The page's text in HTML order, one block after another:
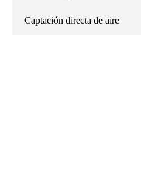
Captación directa de aire